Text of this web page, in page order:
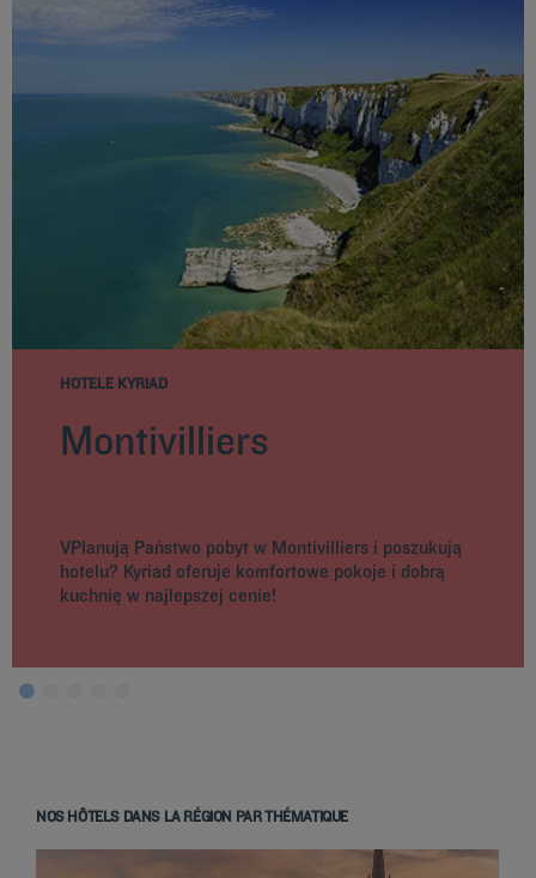
HOTELE KYRIAD
Montivilliers
VPlanują Państwo pobyt w Montivilliers i poszukują
hotelu? Kyriad oferuje komfortowe pokoje i dobrą
kuchnię w najlepszej cenie!
NOS HÔTELS DANS LA RÉGION PAR THÉMATIQUE